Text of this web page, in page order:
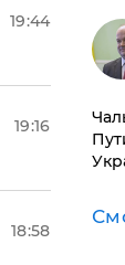
19:44
19:16
18:58